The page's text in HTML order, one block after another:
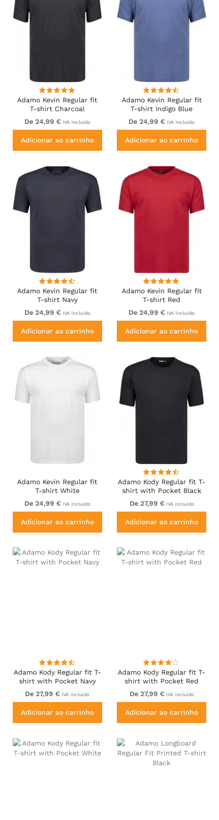
Adamo Kevin Regular fit
T-shirt Charcoal
De 24,99 € IVA incluído
Adicionar ao carrinho
Adamo Kevin Regular fit
T-shirt Indigo Blue
De 24,99 € IVA incluído
Adicionar ao carrinho
Adamo Kevin Regular fit
T-shirt Navy
De 24,99 € IVA incluído
Adicionar ao carrinho
Adamo Kevin Regular fit
T-shirt Red
De 24,99 € IVA incluído
Adicionar ao carrinho
Adamo Kevin Regular fit
T-shirt White
De 24,99 € IVA incluído
Adicionar ao carrinho
Adamo Kody Regular fit T-
shirt with Pocket Black
De 27,99 € IVA incluído
Adicionar ao carrinho
Adamo Kody Regular fit T-
shirt with Pocket Navy
De 27,99 € IVA incluído
Adicionar ao carrinho
Adamo Kody Regular fit T-
shirt with Pocket Red
De 27,99 € IVA incluído
Adicionar ao carrinho